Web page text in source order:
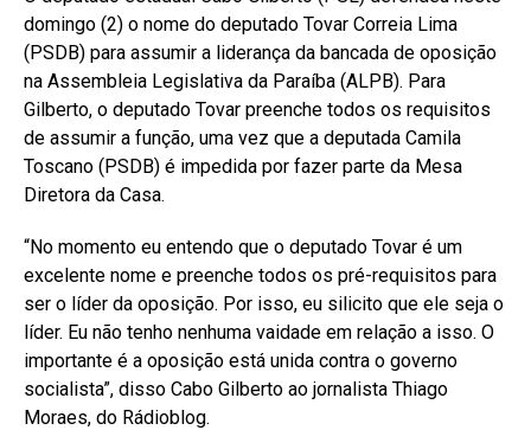
domingo (2) o nome do deputado Tovar Correia Lima
(PSDB) para assumir a liderança da bancada de oposição
na Assembleia Legislativa da Paraíba (ALPB). Para
Gilberto, o deputado Tovar preenche todos os requisitos
de assumir a função, uma vez que a deputada Camila
Toscano (PSDB) é impedida por fazer parte da Mesa
Diretora da Casa.
“No momento eu entendo que o deputado Tovar é um
excelente nome e preenche todos os pré-requisitos para
ser o líder da oposição. Por isso, eu silicito que ele seja o
líder. Eu não tenho nenhuma vaidade em relação a isso. O
importante é a oposição está unida contra o governo
socialista”, disso Cabo Gilberto ao jornalista Thiago
Moraes, do Rádioblog.